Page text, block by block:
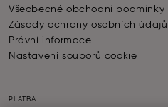
Všeobecné obchodní podmínky
Zásady ochrany osobních údajů
Právní informace
Nastavení souborů cookie
PLATBA